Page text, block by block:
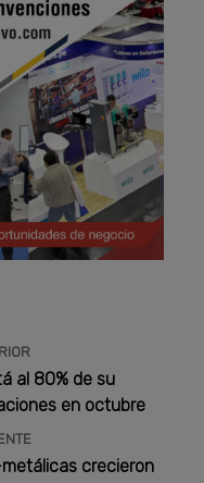
al 80% de su
en octubre
metálicas crecieron